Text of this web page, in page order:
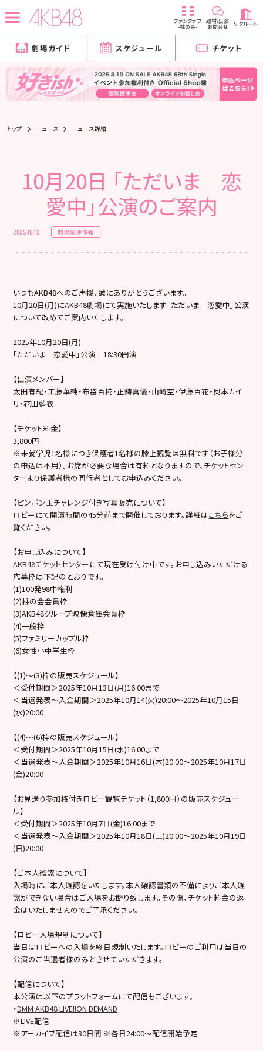
ファンクラブ
-柱の会-
取材/出演
お問合せ リクルート
劇場ガイド スケジュール チケット
トップ ニュース ニュース詳細
10月20日 「ただいま 恋
愛中」公演のご案内
2025.10.12 劇場関連情報
いつもAKB48へのご声援、誠にありがとうございます。
10月20日(月)にAKB48劇場にて実施いたします「ただいま 恋愛中」公演
について改めてご案内いたします。
2025年10月20日(月)
「ただいま 恋愛中」公演 18:30開演
【出演メンバー】
太田有紀・工藤華純・布袋百椛・正鋳真優・山﨑空・伊藤百花・奥本カイ
リ・花田藍衣
【チケット料金】
3,800円
※未就学児1名様につき保護者1名様の膝上観覧は無料です（お子様分
の申込は不用）。お席が必要な場合は有料となりますので、チケットセン
ターより保護者様の同行者としてお申込みください。
【ピンポン玉チャレンジ付き写真販売について】
ロビーにて開演時間の45分前まで開催しております。詳細はこちらをご
覧ください。
【お申し込みについて】
AKB48チケットセンター にて現在受け付け中です。お申し込みいただける
応募枠は下記のとおりです。
(1)100発98中権利
(2)柱の会会員枠
(3)AKB48グループ映像倉庫会員枠
(4)一般枠
(5)ファミリーカップル枠
(6)女性小中学生枠
【(1)～(3)枠の販売スケジュール】
＜受付期間＞2025年10月13日(月)16:00まで
＜当選発表～入金期間＞2025年10月14(火)20:00～2025年10月15日
(水)20:00
【(4)〜(6)枠の販売スケジュール】
＜受付期間＞2025年10月15日(水)16:00まで
＜当選発表～入金期間＞2025年10月16日(木)20:00～2025年10月17日
(金)20:00
【お見送り参加権付きロビー観覧チケット（1,800円）の販売スケジュー
ル】
＜受付期間＞2025年10月7日(金)16:00まで
＜当選発表～入金期間＞2025年10月18日(土)20:00～2025年10月19日
(日)20:00
【ご本人確認について】
入場時にご本人確認をいたします。本人確認書類の不備によりご本人確
認ができない場合はご入場をお断り致します。その際、チケット料金の返
金はいたしませんのでご了承ください。
【ロビー入場規制について】
当日はロビーへの入場を終日規制いたします。ロビーのご利用は当日の
公演のご当選者様のみとさせていただきます。
【配信について】
本公演は以下のプラットフォームにて配信もございます。
・DMM AKB48 LIVE!!ON DEMAND
※LIVE配信
※アーカイブ配信は30日間 ※各日24:00～配信開始予定